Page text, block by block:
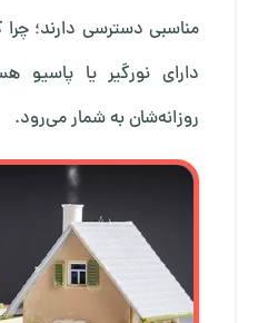
مناسبی دسترسی دارند؛
دارای نورگیر یا پاسیو
روزانه‌شان به شمار می‌رود.